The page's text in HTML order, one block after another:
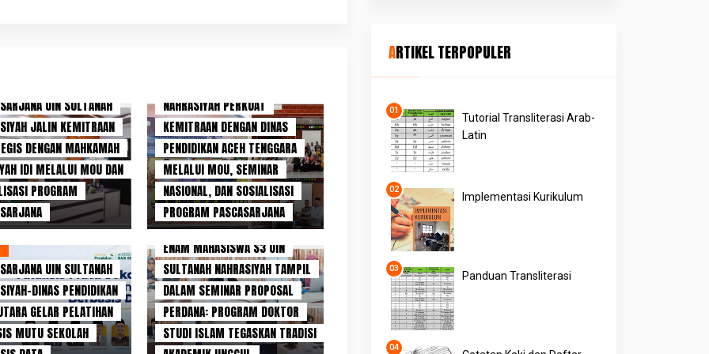
UIN SULTANAH
JALIN KEMITRAAN
DENGAN MAHKAMAH
IDI MELALUI MOU DAN
PROGRAM
NAHRASIYAH PERKUAT
KEMITRAAN DENGAN DINAS
PENDIDIKAN ACEH TENGGARA
MELALUI MOU, SEMINAR
NASIONAL, DAN SOSIALISASI
PROGRAM PASCASARJANA
UIN SULTANAH
PENDIDIKAN
GELAR PELATIHAN
MUTU SEKOLAH
BERITA KITA
ENAM MAHASISWA S3 UIN
SULTANAH NAHRASIYAH TAMPIL
DALAM SEMINAR PROPOSAL
PERDANA: PROGRAM DOKTOR
STUDI ISLAM TEGASKAN TRADISI
ARTIKEL TERPOPULER
Tutorial Transliterasi Arab-
Latin
Implementasi Kurikulum
Panduan Transliterasi